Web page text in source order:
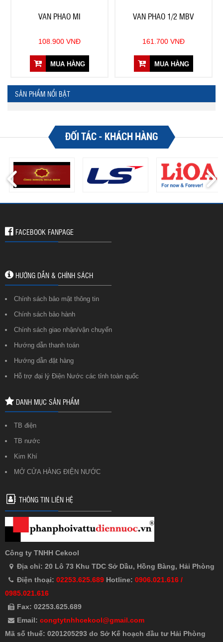
VAN PHAO MI
108.900 VNĐ
MUA HÀNG
VAN PHAO 1/2 MBV
161.700 VNĐ
MUA HÀNG
SẢN PHẨM NỔI BẬT
ĐỐI TÁC - KHÁCH HÀNG
FACEBOOK FANPAGE
HƯỚNG DẪN & CHÍNH SÁCH
Chính sách bảo mật thông tin
Chính sách bảo hành
Chính sách giao nhận/vận chuyển
Hướng dẫn thanh toán
Hướng dẫn đặt hàng
Hỗ trợ đại lý Điện Nước các tỉnh toàn quốc
DANH MỤC SẢN PHẨM
TB điện
TB nước
Kim Khí
MỞ CỬA HÀNG ĐIỆN NƯỚC
THÔNG TIN LIÊN HỆ
Công ty TNHH Cekool
Địa chỉ: 20 Lô 73 Khu TDC Sở Dầu, Hồng Bàng, Hải Phòng
Điện thoại: 02253.625.689 Hotline: 0906.021.616 /
0985.021.616
Fax: 02253.625.689
Email: congtytnhhcekool@gmail.com
Mã số thuế: 0201205293 do Sở Kế hoạch đầu tư Hải Phòng